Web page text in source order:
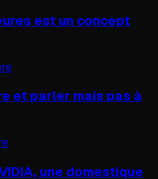
est un concept
et parler mais pas à
une domestique